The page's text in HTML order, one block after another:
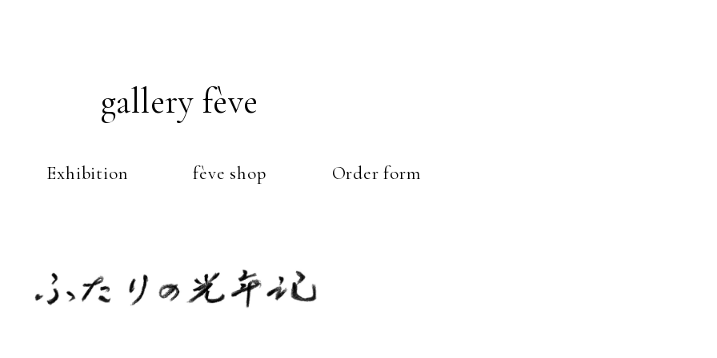
gallery fève
Exhibition fève shop Order form